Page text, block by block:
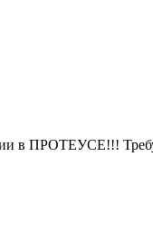
ПРОТЕУСЕ!!!